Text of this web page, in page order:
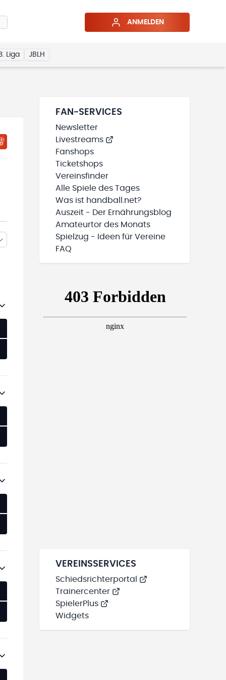
ANMELDEN
Liga JBLH
WIRD GELADEN
TEAMS“ HINZUFÜGEN
LIVESTREAM
LIVESTREAM
LIVESTREAM
LIVESTREAM
LIVESTREAM
FAN-SERVICES
Newsletter
Livestreams
Fanshops
Ticketshops
Vereinsfinder
Alle Spiele des Tages
Was ist handball.net?
Auszeit - Der Ernährungsblog
Amateurtor des Monats
Spielzug - Ideen für Vereine
FAQ
VEREINSSERVICES
Schiedsrichterportal
Trainercenter
SpielerPlus
Widgets